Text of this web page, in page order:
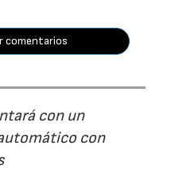
comentarios
con un
con